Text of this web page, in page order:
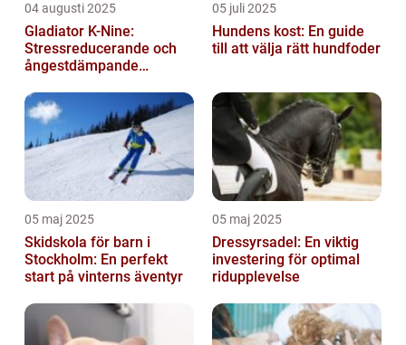
04 augusti 2025
Gladiator K-Nine:
Stressreducerande och
ångestdämpande
05 juli 2025
Hundens kost: En guide
till att välja rätt hundfoder
05 maj 2025
Skidskola för barn i
Stockholm: En perfekt
start på vinterns äventyr
05 maj 2025
Dressyrsadel: En viktig
investering för optimal
ridupplevelse